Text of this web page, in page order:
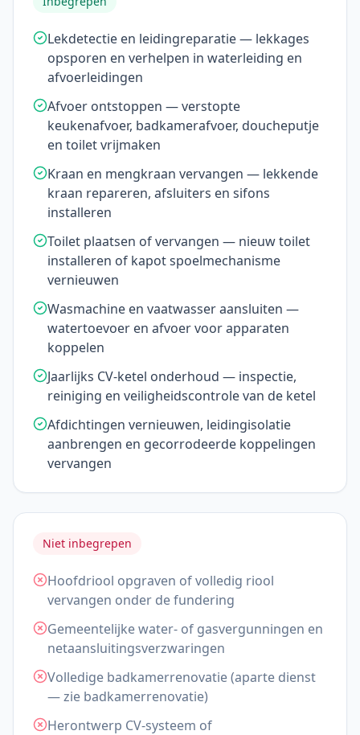
Lekdetectie en leidingreparatie — lekkages
opsporen en verhelpen in waterleiding en
afvoerleidingen
Afvoer ontstoppen — verstopte
keukenafvoer, badkamerafvoer, doucheputje
en toilet vrijmaken
Kraan en mengkraan vervangen — lekkende
kraan repareren, afsluiters en sifons
installeren
Toilet plaatsen of vervangen — nieuw toilet
installeren of kapot spoelmechanisme
vernieuwen
Wasmachine en vaatwasser aansluiten —
watertoevoer en afvoer voor apparaten
koppelen
Jaarlijks CV-ketel onderhoud — inspectie,
reiniging en veiligheidscontrole van de ketel
Afdichtingen vernieuwen, leidingisolatie
aanbrengen en gecorrodeerde koppelingen
vervangen
Niet inbegrepen
Hoofdriool opgraven of volledig riool
vervangen onder de fundering
Gemeentelijke water- of gasvergunningen en
netaansluitingsverzwaringen
Volledige badkamerrenovatie (aparte dienst
— zie badkamerrenovatie)
Herontwerp CV-systeem of